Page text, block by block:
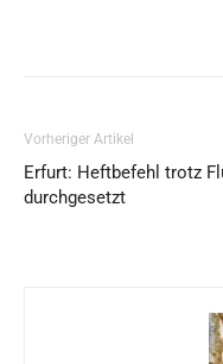
Vorheriger Artikel
Erfurt: Heftbefehl trotz
durchgesetzt